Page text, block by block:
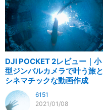
DJI POCKET 2レビュー｜小
型ジンバルカメラで叶う旅と
シネマチックな動画作成
6151
2021/01/08